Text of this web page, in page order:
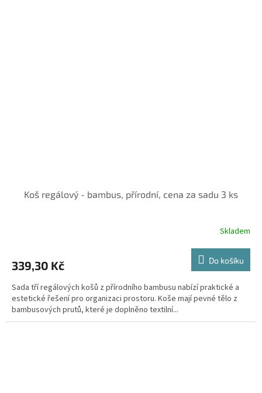
Koš regálový - bambus, přírodní, cena za sadu 3 ks
Skladem
339,30 Kč Do košíku
Sada tří regálových košů z přírodního bambusu nabízí praktické a
estetické řešení pro organizaci prostoru. Koše mají pevné tělo z
bambusových prutů, které je doplněno textilní...